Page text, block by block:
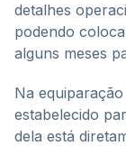
detalhes
podendo
alguns meses
Na
estabelecido
dela está